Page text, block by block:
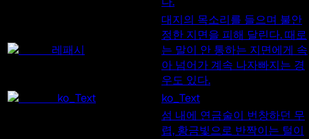
레패시
대지의 목소리를 들으며 불안
정한 지면을 피해 달린다. 때로
는 말이 안 통하는 지면에게 속
아 넘어가 계속 나자빠지는 경
우도 있다.
ko_Text
ko_Text
섬 내에 연금술이 번창하던 무
렵, 황금빛으로 반짝이는 털이